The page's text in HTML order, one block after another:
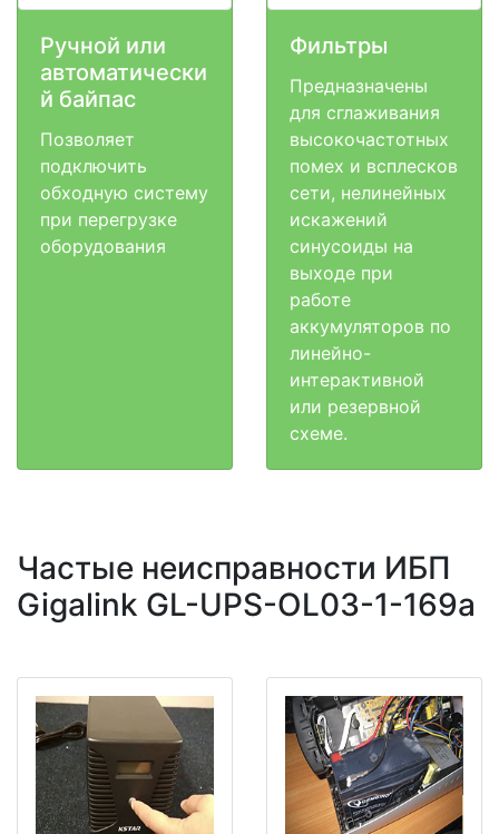
Ручной или
автоматически
й байпас
Позволяет
подключить
обходную систему
при перегрузке
оборудования
Фильтры
Предназначены
для сглаживания
высокочастотных
помех и всплесков
сети, нелинейных
искажений
синусоиды на
выходе при
работе
аккумуляторов по
линейно-
интерактивной
или резервной
схеме.
Частые неисправности ИБП
Gigalink GL-UPS-OL03-1-169a